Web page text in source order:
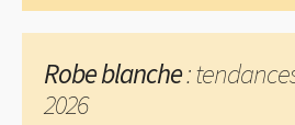
Robe blanche:
2026